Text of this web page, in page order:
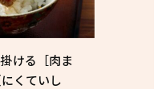
ける［肉ま
くていし